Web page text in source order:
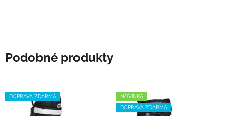
Podobné produkty
DOPRAVA ZDARMA
NOVINKA
DOPRAVA ZDARMA